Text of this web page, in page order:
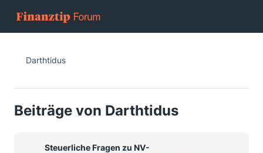
Darthtidus
Beiträge von Darthtidus
Steuerliche Fragen zu NV-